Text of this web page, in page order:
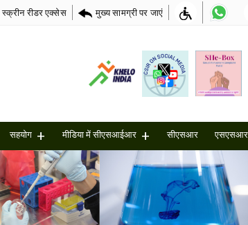
स्क्रीन रीडर एक्सेस मुख्य सामग्री पर जाएं
सहयोग मीडिया में सीएसआईआर सीएसआर एसएसआर